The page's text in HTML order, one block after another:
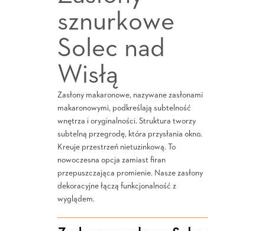
sznurkowe
Solec nad
Wisłą
Zasłony makaronowe, nazywane zasłonami
makaronowymi, podkreślają subtelność
wnętrza i oryginalności. Struktura tworzy
subtelną przegrodę, która przysłania okno.
Kreuje przestrzeń nietuzinkową. To
nowoczesna opcja zamiast firan
przepuszczająca promienie. Nasze zasłony
dekoracyjne łączą funkcjonalność z
wyglądem.